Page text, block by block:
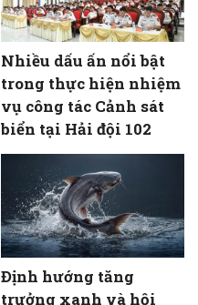
Nhiều dấu ấn nổi bật
trong thực hiện nhiệm
vụ công tác Cảnh sát
biển tại Hải đội 102
Định hướng tăng
trưởng xanh và hội